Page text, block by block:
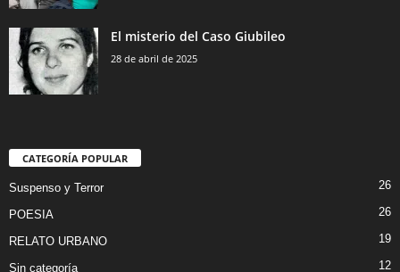
El misterio del Caso Giubileo
28 de abril de 2025
CATEGORÍA POPULAR
Suspenso y Terror 26
POESIA 26
RELATO URBANO 19
Sin categoría 12